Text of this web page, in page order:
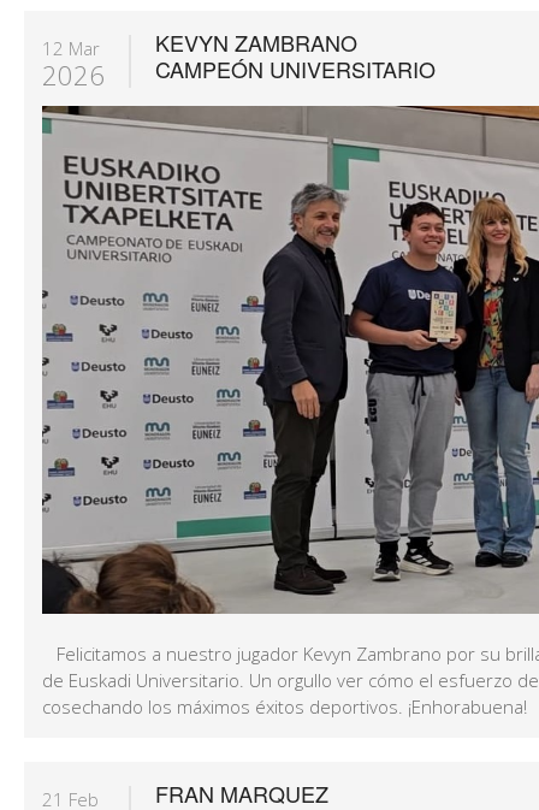
12 Mar
2026
KEVYN ZAMBRANO
CAMPEÓN UNIVERSITARIO
Felicitamos a nuestro jugador Kevyn Zambrano por su
de Euskadi Universitario. Un orgullo ver cómo el esfuerzo
cosechando los máximos éxitos deportivos. ¡Enhorabuena!
21 Feb
FRAN MARQUEZ